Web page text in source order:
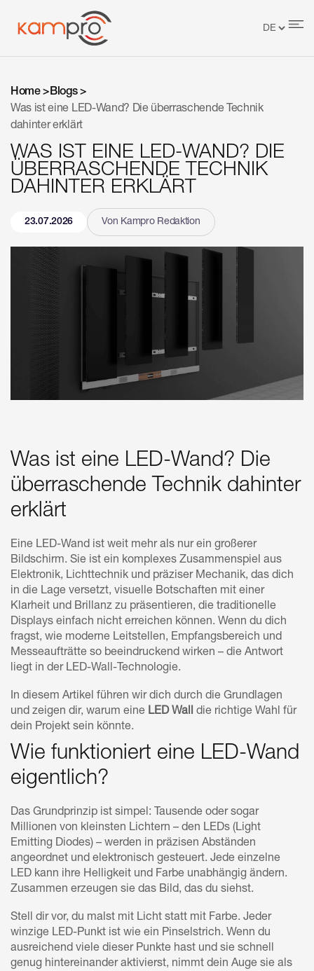
Home >Blogs >
Was ist eine LED-Wand? Die überraschende Technik
dahinter erklärt
WAS IST EINE LED-WAND? DIE
ÜBERRASCHENDE TECHNIK
DAHINTER ERKLÄRT
23.07.2026 Von Kampro Redaktion
Was ist eine LED-Wand? Die
überraschende Technik dahinter
erklärt
Eine LED-Wand ist weit mehr als nur ein großerer
Bildschirm. Sie ist ein komplexes Zusammenspiel aus
Elektronik, Lichttechnik und präziser Mechanik, das dich
in die Lage versetzt, visuelle Botschaften mit einer
Klarheit und Brillanz zu präsentieren, die traditionelle
Displays einfach nicht erreichen können. Wenn du dich
fragst, wie moderne Leitstellen, Empfangsbereich und
Messeaufträtte so beeindruckend wirken – die Antwort
liegt in der LED-Wall-Technologie.
In diesem Artikel führen wir dich durch die Grundlagen
und zeigen dir, warum eine LED Wall die richtige Wahl für
dein Projekt sein könnte.
Wie funktioniert eine LED-Wand
eigentlich?
Das Grundprinzip ist simpel: Tausende oder sogar
Millionen von kleinsten Lichtern – den LEDs (Light
Emitting Diodes) – werden in präzisen Abständen
angeordnet und elektronisch gesteuert. Jede einzelne
LED kann ihre Helligkeit und Farbe unabhängig ändern.
Zusammen erzeugen sie das Bild, das du siehst.
Stell dir vor, du malst mit Licht statt mit Farbe. Jeder
winzige LED-Punkt ist wie ein Pinselstrich. Wenn du
ausreichend viele dieser Punkte hast und sie schnell
genug hintereinander aktivierst, nimmt dein Auge sie als